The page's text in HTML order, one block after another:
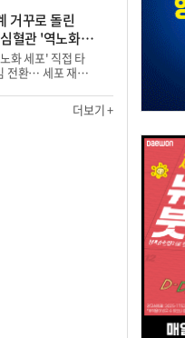
거꾸로 돌린
혈관 '역노화'
준
화 세포' 직접 타
전환… 세포 재생
더보기 +